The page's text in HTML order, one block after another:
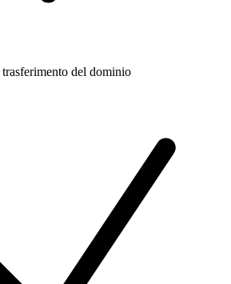
del dominio